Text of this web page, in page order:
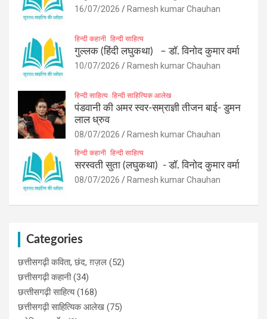
16/07/2026 Ramesh kumar Chauhan
हिन्दी कहानी हिन्दी साहित्य
गुल्लक (हिंदी लघुकथा) – डॉ. विनोद कुमार वर्मा
10/07/2026 Ramesh kumar Chauhan
हिन्दी साहित्य हिन्दी साहित्यिक आलेख
पंडवानी की अमर स्वर-सम्राज्ञी तीजन बाई- डुमन
लाल ध्रुव
08/07/2026 Ramesh kumar Chauhan
हिन्दी कहानी हिन्दी साहित्य
सरस्वती सुता (लघुकथा) ​- डॉ. विनोद कुमार वर्मा
08/07/2026 Ramesh kumar Chauhan
Categories
छत्तीसगढ़ी कविता, छंद, ग़ज़ल (52)
छत्तीसगढ़ी कहानी(34)
छत्‍तीसगढ़ी साहित्‍य(168)
छत्तीसगढ़ी साहित्यिक आलेख (75)